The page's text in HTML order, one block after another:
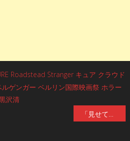
Roadstead Stranger キュア クラウド
ルゲンガー ベルリン国際映画祭 ホラー
沢清